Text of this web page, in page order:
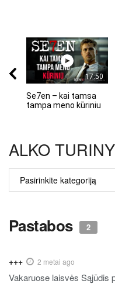
17:50
Se7en – kai tamsa
tampa meno kūriniu
ALKO
TURINYS
Pastabos 2
+++ 2 metai ago
Vakaruose laisvės Sąjūdis